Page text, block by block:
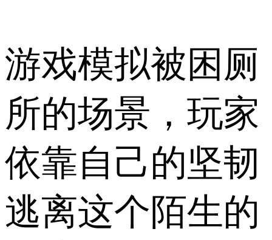
游戏模拟被困厕
所的场景，玩家
依靠自己的坚韧
逃离这个陌生的